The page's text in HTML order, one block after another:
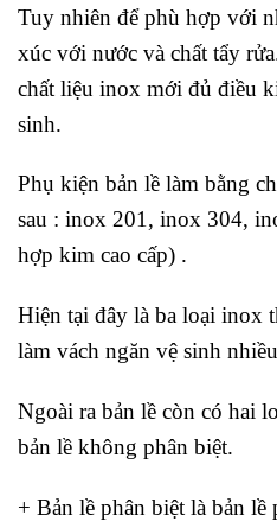
Tuy nhiên để phù hợp với
xúc với nước và chất tẩy
chất liệu inox mới đủ điều
sinh.
Phụ kiện bản lề làm bằng
sau : inox 201, inox 304,
hợp kim cao cấp) .
Hiện tại đây là ba loại inox
làm vách ngăn vệ sinh
Ngoài ra bản lề còn có hai
bản lề không phân biệt.
+ Bản lề phân biệt là bản lề